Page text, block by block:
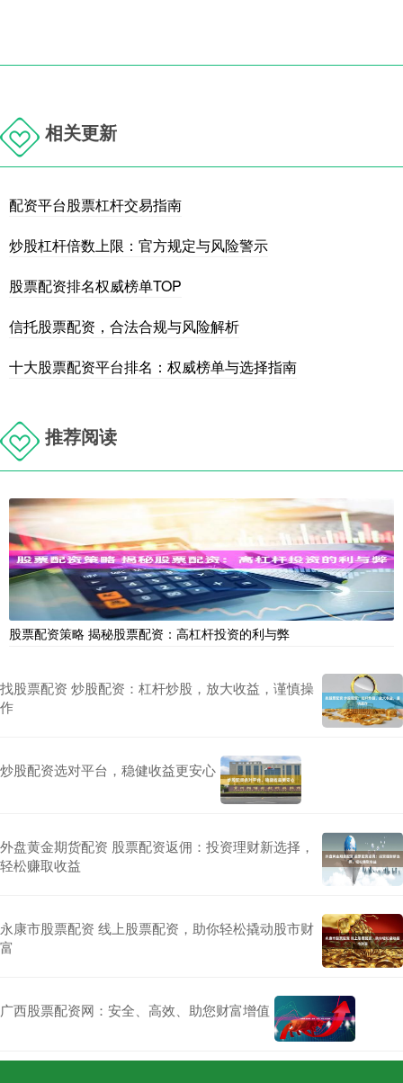
相关更新
配资平台股票杠杆交易指南
炒股杠杆倍数上限：官方规定与风险警示
股票配资排名权威榜单TOP
信托股票配资，合法合规与风险解析
十大股票配资平台排名：权威榜单与选择指南
推荐阅读
股票配资策略 揭秘股票配资：高杠杆投资的利与弊
找股票配资 炒股配资：杠杆炒股，放大收益，谨慎操
作
炒股配资选对平台，稳健收益更安心
外盘黄金期货配资 股票配资返佣：投资理财新选择，
轻松赚取收益
永康市股票配资 线上股票配资，助你轻松撬动股市财
富
广西股票配资网：安全、高效、助您财富增值